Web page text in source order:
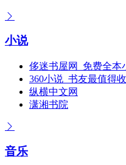
小说
侈迷书屋网_免费全本
360小说_书友最值得
纵横中文网
潇湘书院
音乐